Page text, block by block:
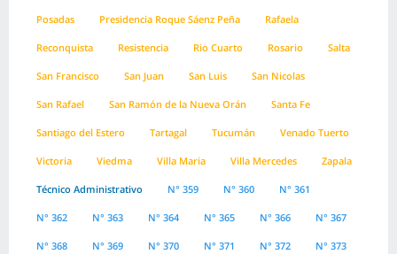
Posadas Presidencia Roque Sáenz Peña Rafaela
Reconquista Resistencia Rio Cuarto Rosario Salta
San Francisco San Juan San Luis San Nicolas
San Rafael San Ramón de la Nueva Orán Santa Fe
Santiago del Estero Tartagal Tucumán Venado Tuerto
Victoria Viedma Villa Maria Villa Mercedes Zapala
Técnico Administrativo N° 359 N° 360 N° 361
N° 362 N° 363 N° 364 N° 365 N° 366 N° 367
N° 368 N° 369 N° 370 N° 371 N° 372 N° 373